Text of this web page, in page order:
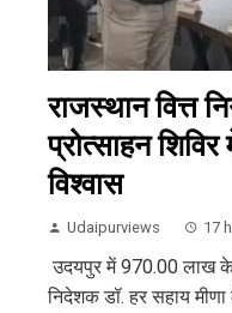
राजस्थान वित्त
प्रोत्साहन
विश्वास
Udaipurviews 17
उदयपुर में 970.00 लाख
निदेशक डॉ. हर सहाय मीणा